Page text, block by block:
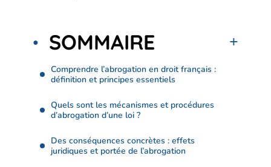
SOMMAIRE
Comprendre l’abrogation en droit français :
définition et principes essentiels
Quels sont les mécanismes et procédures
d’abrogation d’une loi ?
Des conséquences concrètes : effets
juridiques et portée de l’abrogation